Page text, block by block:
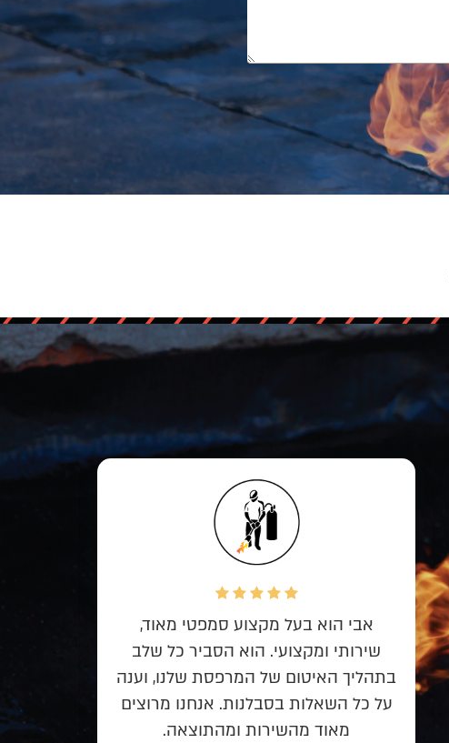
על
אברהם הגיע בזמן לפגישת הייעוץ, הציע
פתרונות חכמים ויצירתיים לבעיית
הרטיבות בקירות החיצוניים והיה הגון
מאוד במחיר. הוא איש נעים הליכות, קל
לתקשר איתו, ואני מרוצה מאוד מהשירות